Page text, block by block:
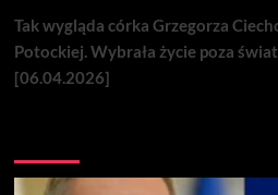
Tak wygląda córka Grzegorza
Potockiej. Wybrała życie poza
[06.04.2026]